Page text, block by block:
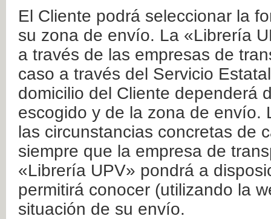
El Cliente podrá seleccionar la
su zona de envío. La «Librería
a través de las empresas de
caso a través del Servicio
domicilio del Cliente dependerá
escogido y de la zona de envío.
las circunstancias concretas de
siempre que la empresa de
«Librería UPV» pondrá a
permitirá conocer (utilizando la
situación de su envío.